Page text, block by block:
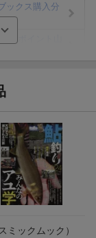
ックス購入分
（3GB/月プ
OFFクーポン
ミックムック）